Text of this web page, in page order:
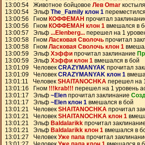
13:00:54 Животное бойцовое Лев Omar
13:00:54 Эльф The_Family клон 1 переместился
13:00:56 Гном КОФФЕМАН прочитал
13:00:56 Гном КОФФЕМАН клон 1 вмешался в
13:00:57 Эльф ...Elenberg... перешел на 1
13:00:58 Гном Ласковая Сволочь прочитал
13:00:58 Гном Ласковая Сволочь клон 1
13:00:59 Эльф Хэффи прочитал заклинание
13:00:59 Эльф Хэффи клон 1 вмешался в бой
13:01:09 Человек CRAZYMANYAK прочитал
13:01:09 ЧеловекCRAZYMANYAK клон 1
13:01:11 ЧеловекSHAITANOCHKA перешел на
13:01:16 Гном !!!krab!!! перешел на 1 уровень
13:01:17 Эльф ~Elen прочитал заклинание
13:01:17 Эльф ~Elen клон 1 вмешался в бой
13:01:21 ЧеловекSHAITANOCHKA прочитал
13:01:21 ЧеловекSHAITANOCHKA клон 1
13:01:21 Эльф Baldalarikk прочитал
13:01:21 Эльф Baldalarikk клон 1 вмешался в
13:01:27 ЧеловекУже папа прочитал